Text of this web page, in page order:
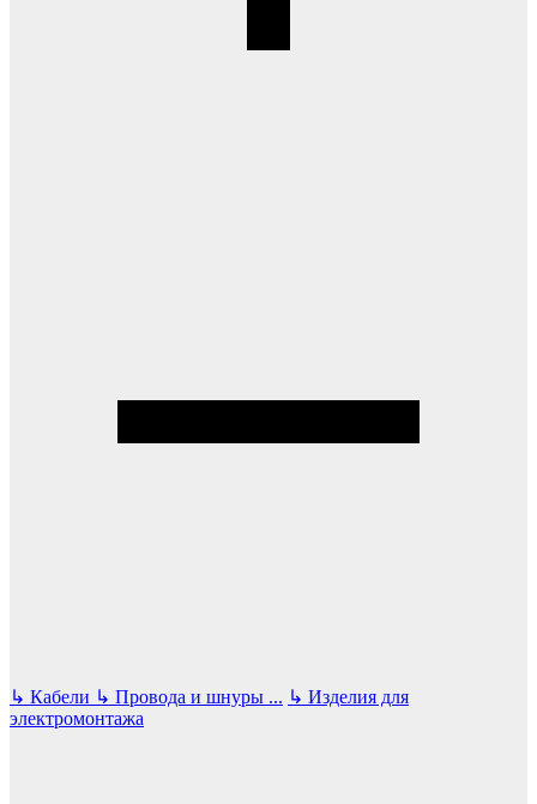
↳ Кабели ↳ Провода и шнуры ... ↳ Изделия для
электромонтажа